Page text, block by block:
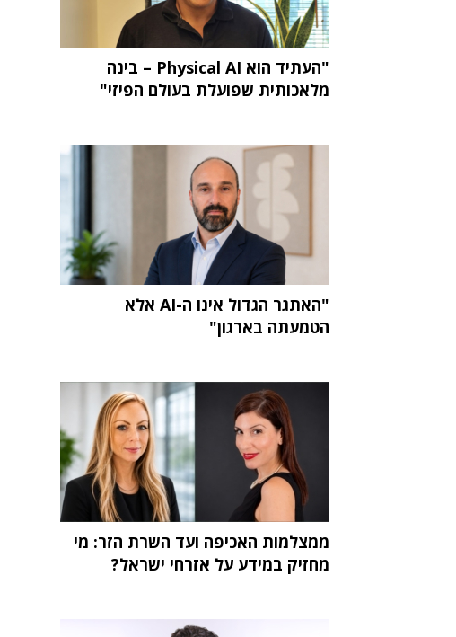
"העתיד הוא Physical AI – בינה
מלאכותית שפועלת בעולם הפיזי"
"האתגר הגדול אינו ה-AI אלא
הטמעתה בארגון"
ממצלמות האכיפה ועד השרת הזר: מי
מחזיק במידע על אזרחי ישראל?